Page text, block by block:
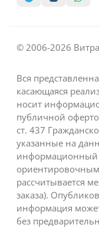
© 2006-2026
Вся
касающаяся
носит
публичной
ст. 437
указанные на
информационный
рассчитывается
заказа).
информация
без